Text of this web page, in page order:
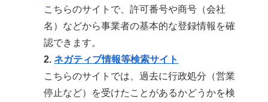
こちらのサイトで、許可番号や商号（会社
名）などから事業者の基本的な登録情報を確
認できます。
2.ネガティブ情報等検索サイト
こちらのサイトでは、過去に行政処分（営業
停止など）を受けたことがあるかどうかを検